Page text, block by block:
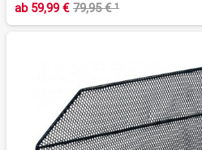
ab59,99 € 79,95 €¹